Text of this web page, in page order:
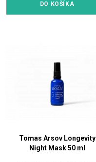
DO KOŠÍKA
Tomas Arsov Longevity
Night Mask 50 ml